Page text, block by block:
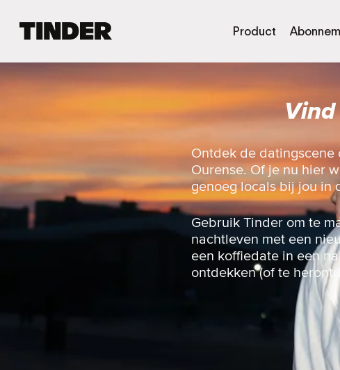
e
p
a
g
Product
Ontdek de datingscene
Ourense. Of je nu hier
genoeg locals bij jou in
Gebruik Tinder om te
nachtleven met een
een koffiedate in een
ontdekken (of te